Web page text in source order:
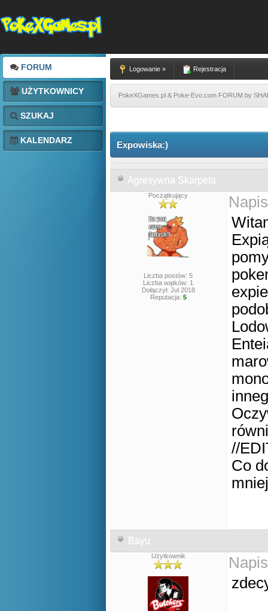
FORUM
UŻYTKOWNICY
SZUKAJ
KALENDARZ
Logowanie » Rejestracja
PokeXGames.pl & Poke-Evo.com FORUM by
Expowiska:)
Agresywna Skarpeta
Początkujący
Liczba postów: 5
Liczba wątków: 1
Dołączył: Jul 2018
Reputacja: 5
//
Co
Bayu
Użytkownik